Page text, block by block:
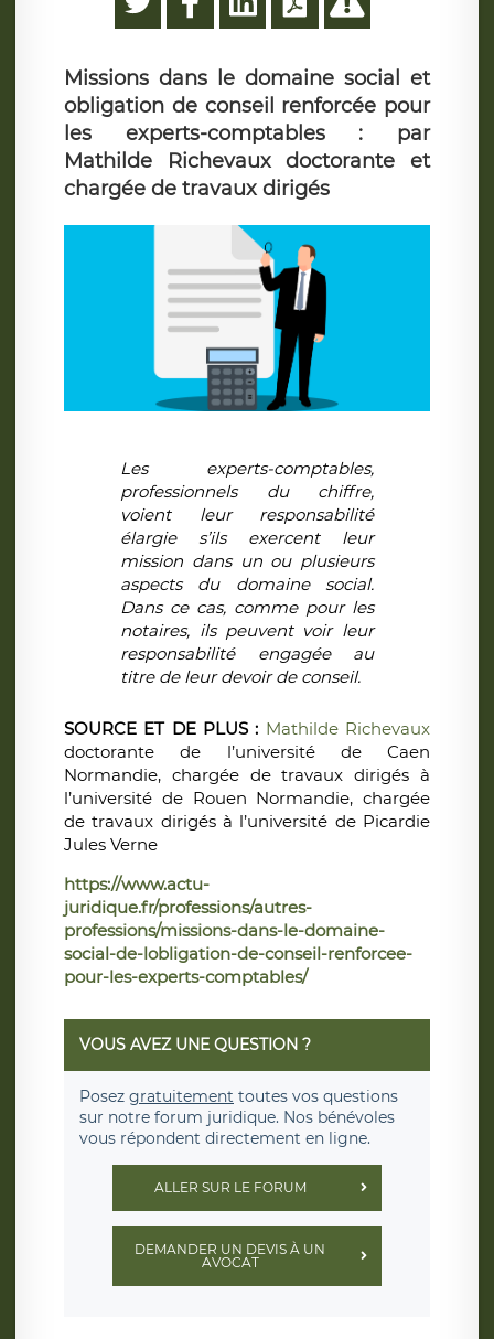
Missions dans le domaine social et
obligation de conseil renforcée pour
les experts-comptables : par
Mathilde Richevaux doctorante et
chargée de travaux dirigés
Les experts-comptables,
professionnels du chiffre,
voient leur responsabilité
élargie s’ils exercent leur
mission dans un ou plusieurs
aspects du domaine social.
Dans ce cas, comme pour les
notaires, ils peuvent voir leur
responsabilité engagée au
titre de leur devoir de conseil.
SOURCE ET DE PLUS : Mathilde Richevaux
doctorante de l’université de Caen
Normandie, chargée de travaux dirigés à
l’université de Rouen Normandie, chargée
de travaux dirigés à l’université de Picardie
Jules Verne
https://www.actu-
juridique.fr/professions/autres-
professions/missions-dans-le-domaine-
social-de-lobligation-de-conseil-renforcee-
pour-les-experts-comptables/
VOUS AVEZ UNE QUESTION ?
Posez gratuitement toutes vos questions
sur notre forum juridique. Nos bénévoles
vous répondent directement en ligne.
ALLER SUR LE FORUM
DEMANDER UN DEVIS À UN
AVOCAT